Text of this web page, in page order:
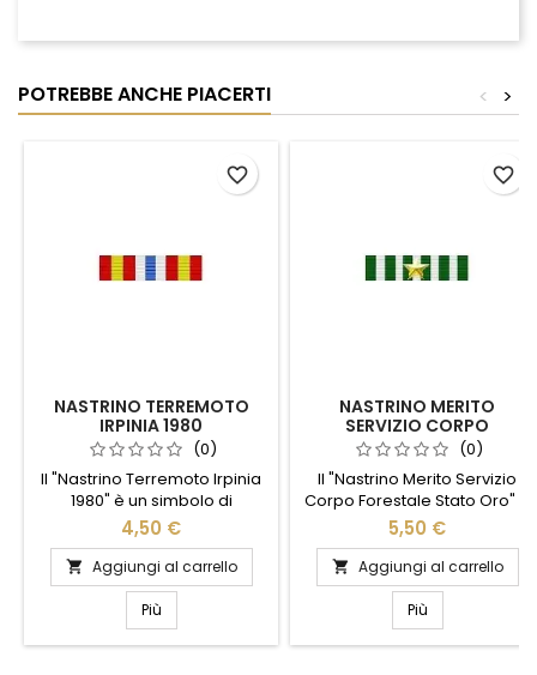
POTREBBE ANCHE PIACERTI >
<
NASTRINO TERREMOTO
IRPINIA 1980
(0)
Il "Nastrino Terremoto Irpinia
1980" è un simbolo di
memoria e solidarietà,
creato per commemorare il
tragico evento che ha
segnato la storia dell'Italia.
Realizzato con materiali di
alta qualità, questo nastrino è
perfetto per chi desidera
4,50 €
 Aggiungi al carrello
Più
favorite_border
NASTRINO MERITO
SERVIZIO CORPO
FORESTALE STATO ORO
(0)
Il "Nastrino Merito Servizio
Corpo Forestale Stato Oro" è
un simbolo di eccellenza e
dedizione nel servizio
forestale. Realizzato con
materiali di alta qualità,
questo nastrino dorato
rappresenta un
riconoscimento prestigioso
5,50 €
 Aggiungi al carrello
Più
favorite_border